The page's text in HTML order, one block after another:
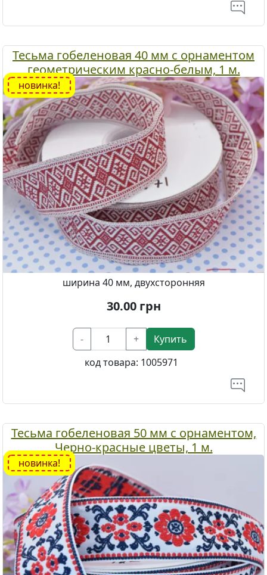
Тесьма гобеленовая 40 мм с орнаментом
геометрическим красно-белым, 1 м.
новинка!
ширина 40 мм, двухсторонняя
30.00грн
- +
Купить
код товара: 1005971
Тесьма гобеленовая 50 мм с орнаментом,
Черно-красные цветы, 1 м.
новинка!